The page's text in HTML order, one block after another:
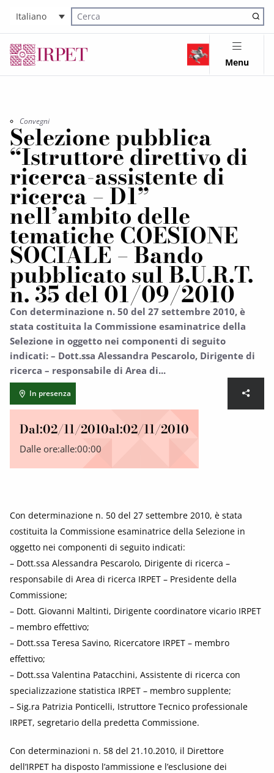
Italiano
Cerca nel sito
Menu
Convegni
Selezione pubblica
“Istruttore direttivo di
ricerca-assistente di
ricerca – D1”
nell’ambito delle
tematiche COESIONE
SOCIALE – Bando
pubblicato sul B.U.R.T.
n. 35 del 01/09/2010
Con determinazione n. 50 del 27 settembre 2010, è
stata costituita la Commissione esaminatrice della
Selezione in oggetto nei componenti di seguito
indicati: – Dott.ssa Alessandra Pescarolo, Dirigente di
ricerca – responsabile di Area di...
In presenza
Dal:02/11/2010al:02/11/2010
Dalle ore:alle:00:00
Con determinazione n. 50 del 27 settembre 2010, è stata
costituita la Commissione esaminatrice della Selezione in
oggetto nei componenti di seguito indicati:
– Dott.ssa Alessandra Pescarolo, Dirigente di ricerca –
responsabile di Area di ricerca IRPET – Presidente della
Commissione;
– Dott. Giovanni Maltinti, Dirigente coordinatore vicario IRPET
– membro effettivo;
– Dott.ssa Teresa Savino, Ricercatore IRPET – membro
effettivo;
– Dott.ssa Valentina Patacchini, Assistente di ricerca con
specializzazione statistica IRPET – membro supplente;
– Sig.ra Patrizia Ponticelli, Istruttore Tecnico professionale
IRPET, segretario della predetta Commissione.
Con determinazioni n. 58 del 21.10.2010, il Direttore
dell’IRPET ha disposto l’ammissione e l’esclusione dei